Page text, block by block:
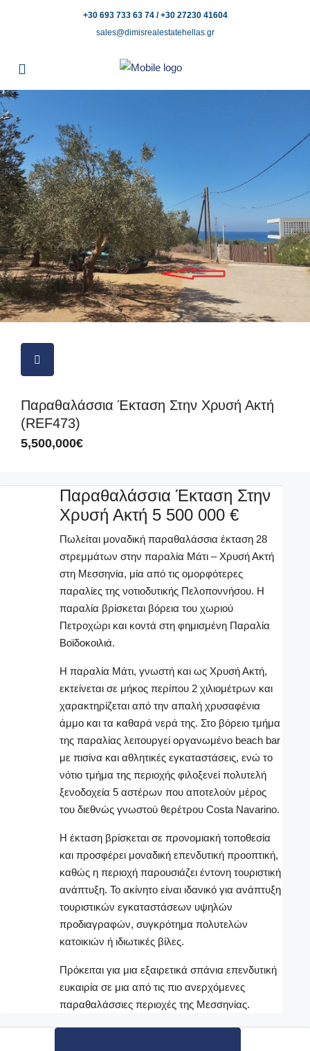
+30 693 733 63 74 / +30 27230 41604
sales@dimisrealestatehellas.gr
Παραθαλάσσια Έκταση Στην Χρυσή Ακτή
(REF473)
5,500,000€
Παραθαλάσσια Έκταση Στην
Χρυσή Ακτή 5 500 000 €
Πωλείται μοναδική παραθαλάσσια έκταση 28
στρεμμάτων στην παραλία Μάτι – Χρυσή Ακτή
στη Μεσσηνία, μία από τις ομορφότερες
παραλίες της νοτιοδυτικής Πελοποννήσου. Η
παραλία βρίσκεται βόρεια του χωριού
Πετροχώρι και κοντά στη φημισμένη Παραλία
Βοϊδοκοιλιά.
Η παραλία Μάτι, γνωστή και ως Χρυσή Ακτή,
εκτείνεται σε μήκος περίπου 2 χιλιομέτρων και
χαρακτηρίζεται από την απαλή χρυσαφένια
άμμο και τα καθαρά νερά της. Στο βόρειο τμήμα
της παραλίας λειτουργεί οργανωμένο beach bar
με πισίνα και αθλητικές εγκαταστάσεις, ενώ το
νότιο τμήμα της περιοχής φιλοξενεί πολυτελή
ξενοδοχεία 5 αστέρων που αποτελούν μέρος
του διεθνώς γνωστού θερέτρου Costa Navarino.
Η έκταση βρίσκεται σε προνομιακή τοποθεσία
και προσφέρει μοναδική επενδυτική προοπτική,
καθώς η περιοχή παρουσιάζει έντονη τουριστική
ανάπτυξη. Το ακίνητο είναι ιδανικό για ανάπτυξη
τουριστικών εγκαταστάσεων υψηλών
προδιαγραφών, συγκρότημα πολυτελών
κατοικιών ή ιδιωτικές βίλες.
Πρόκειται για μια εξαιρετικά σπάνια επενδυτική
ευκαιρία σε μια από τις πιο ανερχόμενες
παραθαλάσσιες περιοχές της Μεσσηνίας.